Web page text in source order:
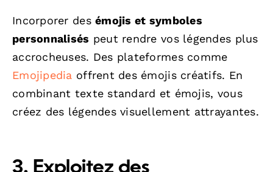
Incorporer desémojis et symboles
personnalisés peut rendre vos légendes plus
accrocheuses. Des plateformes comme
Emojipedia offrent des émojis créatifs. En
combinant texte standard et émojis, vous
créez des légendes visuellement attrayantes.
3. Exploitez des